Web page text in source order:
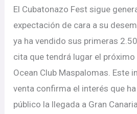
El Cubatonazo Fest sigue
expectación de cara a su
ya ha vendido sus primeras
cita que tendrá lugar el
Ocean Club Maspalomas. Este
venta confirma el interés que
público la llegada a Gran